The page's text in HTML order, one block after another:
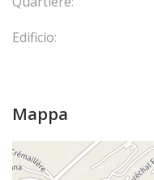
Edificio:
Mappa